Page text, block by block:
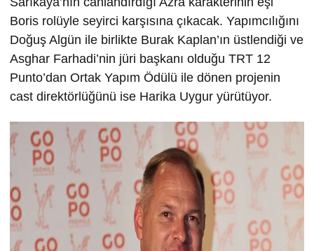
Boris rolüyle seyirci karşısına çıkacak. Yapımcılığını
Doğuş Algün ile birlikte Burak Kaplan’ın üstlendiği ve
Asghar Farhadi’nin jüri başkanı olduğu TRT 12
Punto’dan Ortak Yapım Ödülü ile dönen projenin
cast direktörlüğünü ise Harika Uygur yürütüyor.